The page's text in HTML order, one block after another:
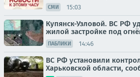
СМИ 15:03
Купянск-Узловой. ВС РФ
жилой застройке под
ПАБЛИКИ 14:46
ВС РФ установили
Харьковской области,